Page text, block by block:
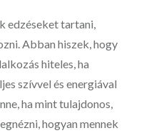
edzéseket tartani,
Abban hiszek, hogy
hiteles, ha
szívvel és energiával
ha mint tulajdonos,
hogyan mennek